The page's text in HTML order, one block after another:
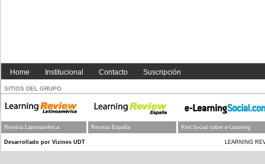
Home Institucional Contacto Suscripción
SITIOS DEL GRUPO
Revista Latinoamérica Revista España Red Social sobre e-Learning
Desarrollado por Vizines UDT LEARNING